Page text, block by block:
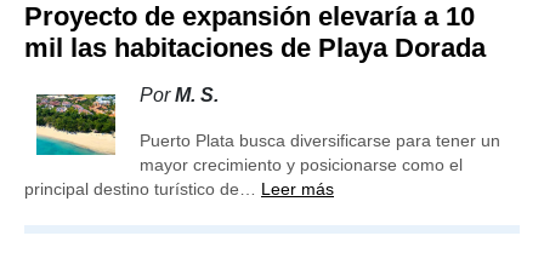
Proyecto de expansión elevaría a 10
mil las habitaciones de Playa Dorada
PorM. S.
Puerto Plata busca diversificarse para tener un
mayor crecimiento y posicionarse como el
principal destino turístico de… Leer más